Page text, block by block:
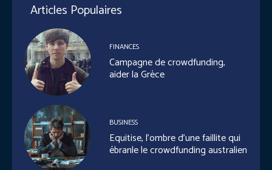
Articles Populaires
FINANCES
Campagne de crowdfunding,
aider la Grèce
BUSINESS
Equitise, l’ombre d’une faillite qui
ébranle le crowdfunding australien